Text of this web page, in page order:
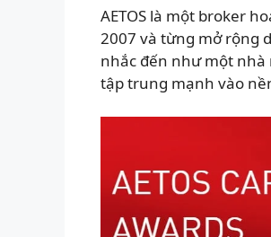
AETOS là một broker
2007 và từng mở rộng
nhắc đến như một nhà
tập trung mạnh vào